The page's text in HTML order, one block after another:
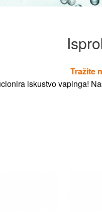
Tražite
iskustvo vapinga!